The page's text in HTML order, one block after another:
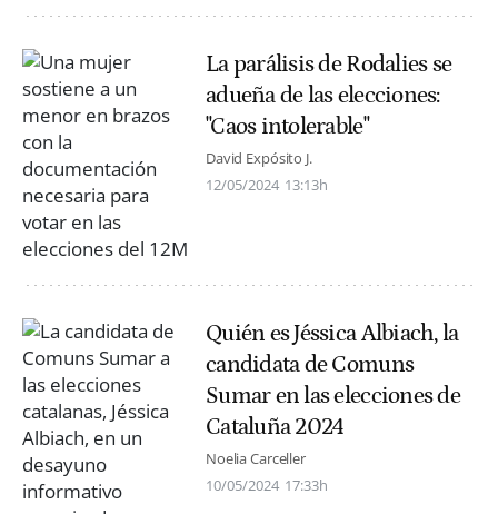
La parálisis de Rodalies se
adueña de las elecciones:
"Caos intolerable"
David Expósito J.
12/05/2024 13:13h
Quién es Jéssica Albiach, la
candidata de Comuns
Sumar en las elecciones de
Cataluña 2024
Noelia Carceller
10/05/2024 17:33h